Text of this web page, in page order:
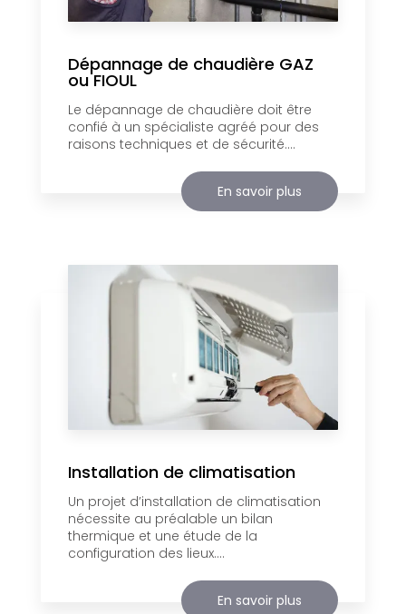
Dépannage de chaudière GAZ
ou FIOUL
Le dépannage de chaudière doit être
confié à un spécialiste agréé pour des
raisons techniques et de sécurité....
En savoir plus
Installation de climatisation
Un projet d’installation de climatisation
nécessite au préalable un bilan
thermique et une étude de la
configuration des lieux....
En savoir plus